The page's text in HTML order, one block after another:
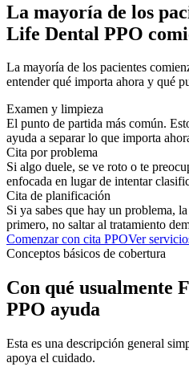
La mayoría de los
Life Dental PPO
La mayoría de los pacientes
entender qué importa ahora y qué
Examen y limpieza
El punto de partida más común.
ayuda a separar lo que importa
Cita por problema
Si algo duele, se ve roto o te
enfocada en lugar de intentar
Cita de planificación
Si ya sabes que hay un problema,
primero, no saltar al tratamiento
Comenzar con cita PPOVer
Conceptos básicos de cobertura
Con qué usualmente
PPO ayuda
Esta es una descripción general
apoya el cuidado.